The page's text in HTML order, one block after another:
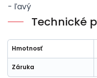
- ľavý
Technické
Hmotnosť
Záruka